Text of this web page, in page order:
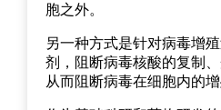
胞之外。
另一种方式是针对病毒增
剂，阻断病毒核酸的复制
从而阻断病毒在细胞内的